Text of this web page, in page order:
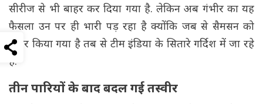
सीरीज से भी बाहर कर दिया गया है. लेकिन अब गंभीर का यह
फैसला उन पर ही भारी पड़ रहा है क्योंकि जब से सैमसन को
बाहर किया गया है तब से टीम इंडिया के सितारे गर्दिश में जा रहे
हैं.
तीन पारियों के बाद बदल गई तस्वीर